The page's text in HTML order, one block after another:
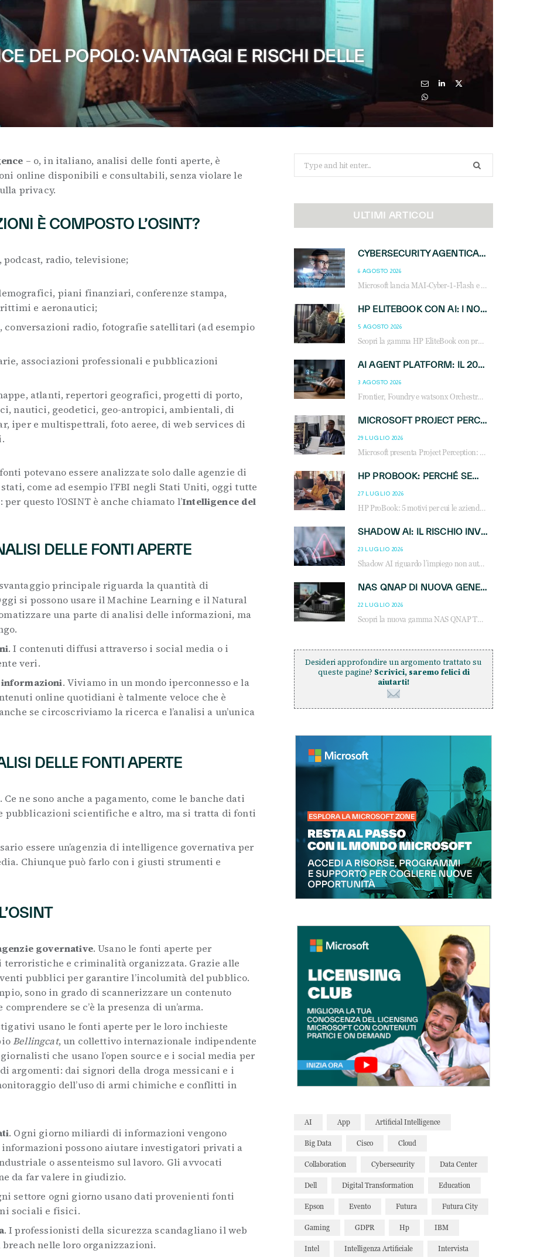
DEL POPOLO: VANTAGGI E RISCHI DELLE
– o, in italiano, analisi delle fonti aperte, è
online disponibili e consultabili, senza violare le
privacy.
È COMPOSTO L’OSINT?
radio, televisione;
piani finanziari, conferenze stampa,
e aeronautici;
radio, fotografie satellitari (ad esempio
associazioni professionali e pubblicazioni
atlanti, repertori geografici, progetti di porto,
nautici, geodetici, geo-antropici, ambientali, di
iper e multispettrali, foto aeree, di web services di
potevano essere analizzate solo dalle agenzie di
come ad esempio l’FBI negli Stati Uniti, oggi tutte
questo l’OSINT è anche chiamato l’Intelligence del
DELLE FONTI APERTE
principale riguarda la quantità di
si possono usare il Machine Learning e il Natural
una parte di analisi delle informazioni, ma
. I contenuti diffusi attraverso i social media o i
veri.
. Viviamo in un mondo iperconnesso e la
online quotidiani è talmente veloce che è
se circoscriviamo la ricerca e l’analisi a un’unica
DELLE FONTI APERTE
. Ce ne sono anche a pagamento, come le banche dati
pubblicazioni scientifiche e altro, ma si tratta di fonti
essere un’agenzia di intelligence governativa per
Chiunque può farlo con i giusti strumenti e
governative. Usano le fonti aperte per
terroristiche e criminalità organizzata. Grazie alle
pubblici per garantire l’incolumità del pubblico.
sono in grado di scannerizzare un contenuto
se c’è la presenza di un’arma.
usano le fonti aperte per le loro inchieste
Bellingcat, un collettivo internazionale indipendente
che usano l’open source e i social media per
argomenti: dai signori della droga messicani e i
dell’uso di armi chimiche e conflitti in
. Ogni giorno miliardi di informazioni vengono
possono aiutare investigatori privati a
o assenteismo sul lavoro. Gli avvocati
da far valere in giudizio.
settore ogni giorno usano dati provenienti fonti
sociali e fisici.
. I professionisti della sicurezza scandagliano il web
nelle loro organizzazioni.
for:
ULTIMI ARTICOLI
CYBERSECURITY AGENTICA: CON PERCEPTION E MAI-CYBER-1-FLASH MICROSOFT APRE NUOVI SERVIZI PER IL CANALE
6 AGOSTO 2026
Microsoft lancia MAI-Cyber-1-Flash e Perception: cybersecurity agentica in preview dal 3 novembre. Cosa cambia per MSP, system integrator e reseller.
HP ELITEBOOK CON AI: I NOTEBOOK BUSINESS INTELLIGENTI CHE TRASFORMANO PRODUTTIVITÀ, SICUREZZA E LAVORO IBRIDO
5 AGOSTO 2026
Scopri la gamma HP EliteBook con processori Intel® Core™ Ultra e AMD Ryzen™ AI. Notebook business progettati per aumentare la produttività, migliorare la collaborazione e garantire sicurezza avanzata in ufficio e in mobilità.
AI AGENT PLATFORM: IL 2026 È L’ANNO DEL «SISTEMA OPERATIVO» PER GLI AGENTI AZIENDALI
3 AGOSTO 2026
Frontier, Foundry e watsonx Orchestrate: la guerra delle piattaforme AI agent ridisegna il mercato IT. Cosa cambia per reseller, MSP e system integrator.
MICROSOFT PROJECT PERCEPTION: COME GLI AGENTI AI CAMBIERANNO SOC, CYBERSECURITY E SERVIZI MSP
29 LUGLIO 2026
Microsoft presenta Project Perception: scopri come gli agenti AI possono trasformare cybersecurity, SOC e servizi gestiti degli MSP.
HP PROBOOK: PERCHÉ SEMPRE PIÙ AZIENDE SCELGONO NOTEBOOK PROGETTATI PER IL LAVORO MODERNO
27 LUGLIO 2026
HP ProBook: 5 motivi per cui le aziende scelgono i notebook business HP per migliorare produttività, sicurezza e gestione dell’AI.
SHADOW AI: IL RISCHIO INVISIBILE CHE LE AZIENDE POSSONO GOVERNARE
23 LUGLIO 2026
Shadow AI riguardo l’impiego non autorizzato di sistemi AI all’interno dell’azienda. E’ una pratica che si diffonde a partire dai dipendenti fino ai dirigenti e mette a repentaglio la cybersecurity, con costi più elevati per le organizzazioni. Due recenti report illustrano il fenomeno e forniscono dati in merito
NAS QNAP DI NUOVA GENERAZIONE: PIÙ PRESTAZIONI, SCALABILITÀ E PROTEZIONE DEI DATI PER LE INFRASTRUTTURE IT MODERNE
22 LUGLIO 2026
Scopri la nuova gamma NAS QNAP TS-h1465U-RP, TS-h1065eU e TS-h665U: storage aziendale con ZFS, DDR5, E1.S NVMe e connettività 2.5GbE per backup, virtualizzazione e cybersecurity.
Desideri approfondire un argomento trattato su
queste pagine? Scrivici, saremo felici di
aiutarti!
AI App Artificial Intelligence
Big Data Cisco Cloud
Collaboration Cybersecurity Data Center
Dell Digital Transformation Education
Epson Evento Futura Futura City
Gaming GDPR Hp IBM
Intel Intelligenza Artificiale Intervista